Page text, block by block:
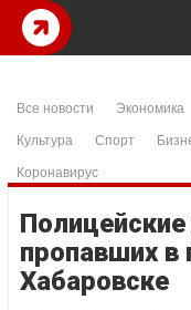
Все новости Экономика
Культура
Спорт
Коронавирус
пропавших в
Хабаровске